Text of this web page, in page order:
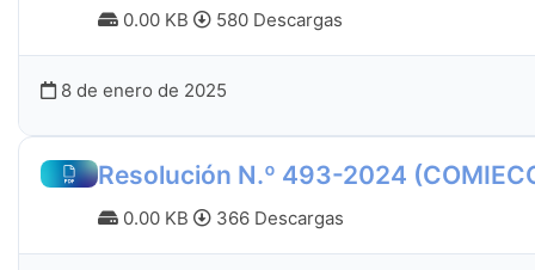
0.00 KB 580 Descargas
8 de enero de 2025
Resolución N.º 493-2024
0.00 KB 366 Descargas